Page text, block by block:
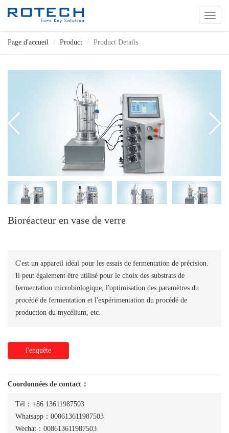
切
换
Page d'accueil Product Product Details
Bioréacteur en vase de verre
C'est un appareil idéal pour les essais de fermentation de précision.
Il peut également être utilisé pour le choix des substrats de
fermentation microbiologique, l'optimisation des paramètres du
procédé de fermentation et l'expérimentation du procédé de
production du mycélium, etc.
l'enquête
Coordonnées de contact：
Tél：+86 13611987503
Whatsapp：008613611987503
Wechat：008613611987503